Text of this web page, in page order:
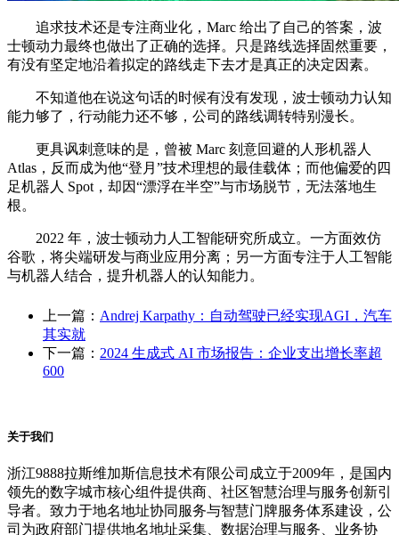
追求技术还是专注商业化，Marc 给出了自己的答案，波
士顿动力最终也做出了正确的选择。只是路线选择固然重要，
有没有坚定地沿着拟定的路线走下去才是真正的决定因素。
不知道他在说这句话的时候有没有发现，波士顿动力认知
能力够了，行动能力还不够，公司的路线调转特别漫长。
更具讽刺意味的是，曾被 Marc 刻意回避的人形机器人
Atlas，反而成为他“登月”技术理想的最佳载体；而他偏爱的四
足机器人 Spot，却因“漂浮在半空”与市场脱节，无法落地生
根。
2022 年，波士顿动力人工智能研究所成立。一方面效仿
谷歌，将尖端研发与商业应用分离；另一方面专注于人工智能
与机器人结合，提升机器人的认知能力。
上一篇： Andrej Karpathy：自动驾驶已经实现AGI，汽车
其实就
下一篇： 2024 生成式 AI 市场报告：企业支出增长率超
600
关于我们
浙江9888拉斯维加斯信息技术有限公司成立于2009年，是国内
领先的数字城市核心组件提供商、社区智慧治理与服务创新引
导者。致力于地名地址协同服务与智慧门牌服务体系建设，公
司为政府部门提供地名地址采集、数据治理与服务、业务协